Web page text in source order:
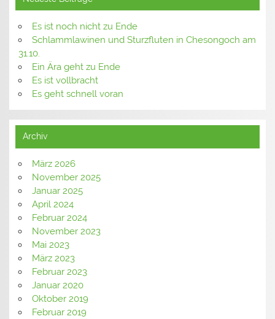
Es ist noch nicht zu Ende
Schlammlawinen und Sturzfluten in Chesongoch am
31.10.
Ein Ära geht zu Ende
Es ist vollbracht
Es geht schnell voran
Archiv
März 2026
November 2025
Januar 2025
April 2024
Februar 2024
November 2023
Mai 2023
März 2023
Februar 2023
Januar 2020
Oktober 2019
Februar 2019